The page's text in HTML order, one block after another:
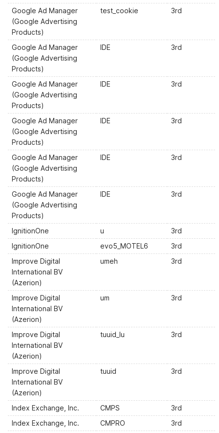
Google Ad Manager
(Google Advertising
Products)
test_cookie 3rd
Google Ad Manager
(Google Advertising
Products)
IDE 3rd
Google Ad Manager
(Google Advertising
Products)
IDE 3rd
Google Ad Manager
(Google Advertising
Products)
IDE 3rd
Google Ad Manager
(Google Advertising
Products)
IDE 3rd
Google Ad Manager
(Google Advertising
Products)
IDE 3rd
IgnitionOne u
3rd
IgnitionOne
evo5_MOTEL6
3rd
Improve Digital
International BV
(Azerion)
umeh 3rd
Improve Digital
International BV
(Azerion)
um 3rd
Improve Digital
International BV
(Azerion)
tuuid_lu 3rd
Improve Digital
International BV
(Azerion)
tuuid 3rd
Index Exchange, Inc. CMPS
3rd
Index Exchange, Inc.
CMPRO
3rd